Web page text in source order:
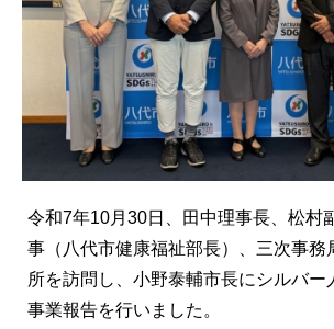
令和7年10月30日、田中理事長、松村
事（八代市健康福祉部長）、三次事務
所を訪問し、小野泰輔市長にシルバー
事業報告を行いました。